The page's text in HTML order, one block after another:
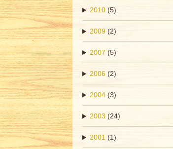
2010 (5)
2009 (2)
2007 (5)
2006 (2)
2004 (3)
2003 (24)
2001 (1)